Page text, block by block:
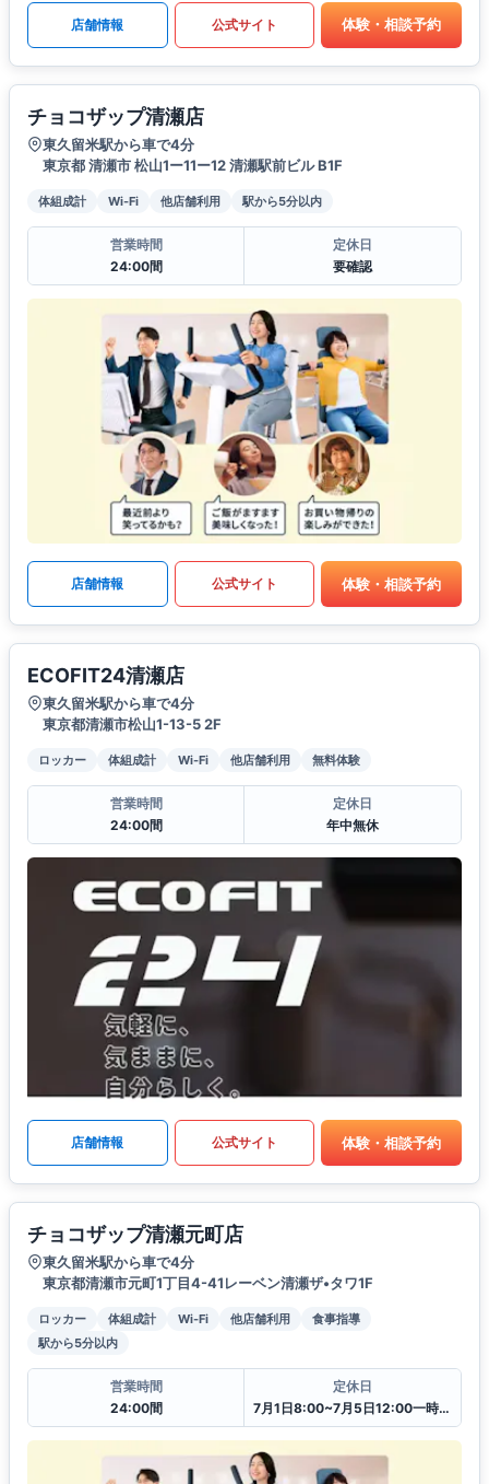
店舗情報 公式サイト 体験・相談予約
チョコザップ清瀬店
東久留米駅から車で4分
東京都 清瀬市 松山1ー11ー12 清瀬駅前ビル B1F
体組成計 Wi-Fi 他店舗利用 駅から5分以内
営業時間
24:00間
定休日
要確認
店舗情報 公式サイト 体験・相談予約
ECOFIT24清瀬店
東久留米駅から車で4分
東京都清瀬市松山1-13-5 2F
ロッカー 体組成計 Wi-Fi 他店舗利用 無料体験
営業時間
24:00間
定休日
年中無休
店舗情報 公式サイト 体験・相談予約
チョコザップ清瀬元町店
東久留米駅から車で4分
東京都清瀬市元町1丁目4-41レーベン清瀬ザ•タワ1F
ロッカー 体組成計 Wi-Fi 他店舗利用
食事指導
駅から5分以内
営業時間
24:00間
定休日
7月1日8:00~7月5日12:00一時閉館中